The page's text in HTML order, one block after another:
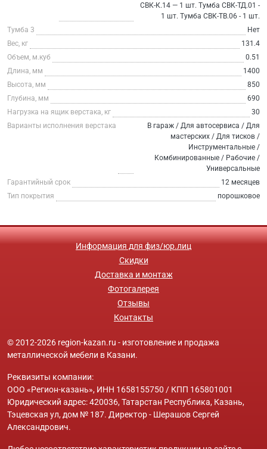
СВК-К.14 — 1 шт. Тумба СВК-ТД.01 -
1 шт. Тумба СВК-ТВ.06 - 1 шт.
Тумба 3
Нет
Вес, кг
131.4
Объем, м.куб
0.51
Длина, мм
1400
Высота, мм
850
Глубина, мм
690
Нагрузка на ящик верстака, кг
30
Варианты исполнения верстака
В гараж / Для автосервиса / Для
мастерских / Для тисков /
Инструментальные /
Комбинированные / Рабочие /
Универсальные
Гарантийный срок
12 месяцев
Тип покрытия
порошковое
Информация для физ/юр.лиц
Скидки
Доставка и монтаж
Фотогалерея
Отзывы
Контакты
© 2012-2026 region-kazan.ru - изготовление и продажа
металлической мебели в Казани.
Реквизиты компании:
ООО «Регион-казань», ИНН 1658155750 / КПП 165801001
Юридический адрес: 420036, Татарстан Республика, Казань,
Тэцевская ул, дом № 187. Директор - Шерашов Сергей
Александрович.